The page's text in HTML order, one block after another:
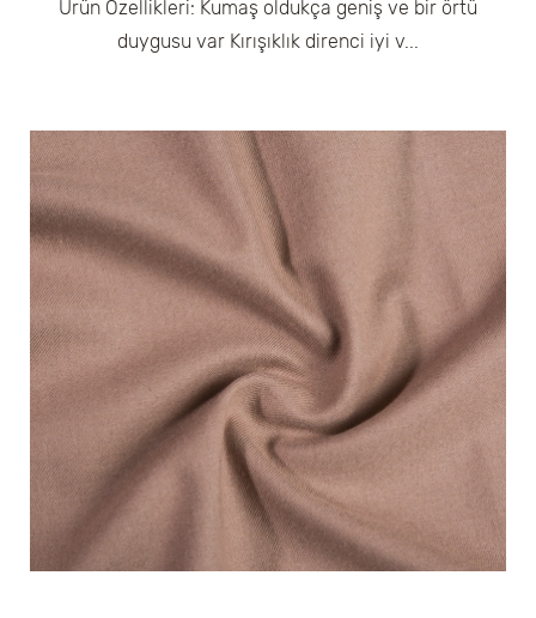
Ürün Özellikleri: Kumaş oldukça geniş ve bir örtü
duygusu var Kırışıklık direnci iyi v...